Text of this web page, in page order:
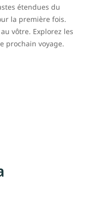
étendues du
la première fois.
vôtre. Explorez les
prochain voyage.